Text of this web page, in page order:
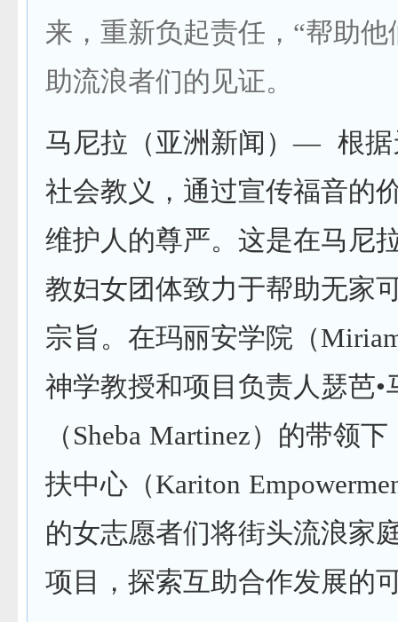
来，重新负起责任，“帮助他
助流浪者们的见证。
马尼拉（亚洲新闻）— 根据
社会教义，通过宣传福音的
维护人的尊严。这是在马尼
教妇女团体致力于帮助无家
宗旨。在玛丽安学院（
神学教授和项目负责人瑟芭•
（Sheba Martinez）的带领
扶中心（Kariton
的女志愿者们将街头流浪家
项目，探索互助合作发展的